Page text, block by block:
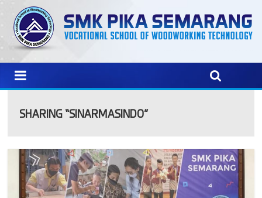
SHARING “SINARMASINDO”